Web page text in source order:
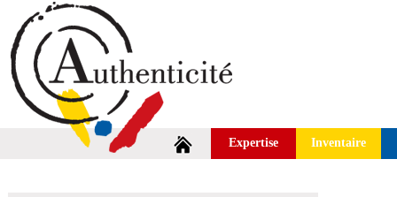
Expertise Inventaire